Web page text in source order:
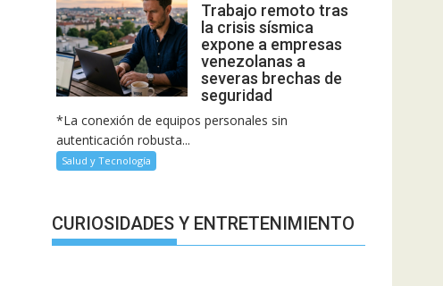
Trabajo remoto tras
la crisis sísmica
expone a empresas
venezolanas a
severas brechas de
seguridad
*La conexión de equipos personales sin
autenticación robusta...
Salud y Tecnología
CURIOSIDADES Y ENTRETENIMIENTO